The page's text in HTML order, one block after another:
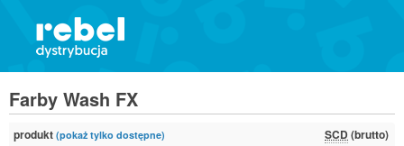
Farby Wash FX
produkt (pokaż tylko dostępne) SCD (brutto)